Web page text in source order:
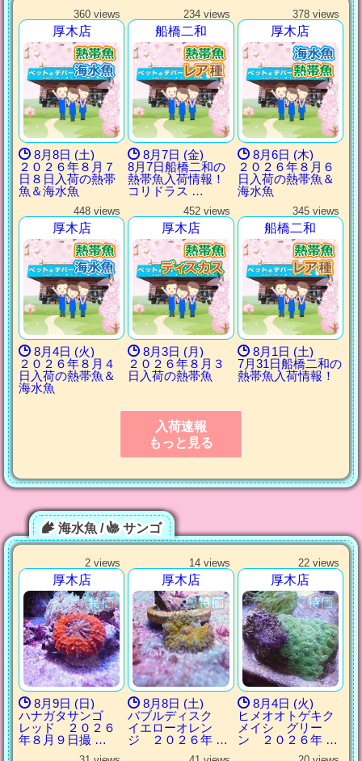
360 views
厚木店
8月8日 (土)
２０２６年８月７
日８日入荷の熱帯
魚＆海水魚
234 views
船橋二和
8月7日 (金)
8月7日船橋二和の
熱帯魚入荷情報！
コリドラス …
378 views
厚木店
8月6日 (木)
２０２６年８月６
日入荷の熱帯魚＆
海水魚
448 views
厚木店
8月4日 (火)
２０２６年８月４
日入荷の熱帯魚＆
海水魚
452 views
厚木店
8月3日 (月)
２０２６年８月３
日入荷の熱帯魚
345 views
船橋二和
8月1日 (土)
7月31日船橋二和の
熱帯魚入荷情報！
入荷速報
もっと見る
海水魚 / サンゴ
2 views
厚木店
8月9日 (日)
ハナガタサンゴ
レッド ２０２６
年８月９日撮 …
14 views
厚木店
8月8日 (土)
バブルディスク
イエローオレン
ジ ２０２６年 …
22 views
厚木店
8月4日 (火)
ヒメオオトゲキク
メイシ グリー
ン ２０２６年 …